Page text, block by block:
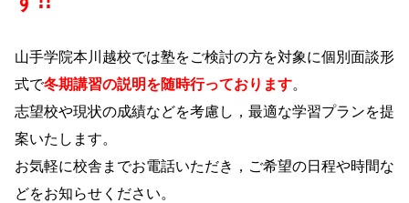
山手学院本川越校では塾をご検討の方を対象に個別面談形
式で冬期講習の説明を随時行っております。
志望校や現状の成績などを考慮し，最適な学習プランを提
案いたします。
お気軽に校舎までお電話いただき，ご希望の日程や時間な
どをお知らせください。